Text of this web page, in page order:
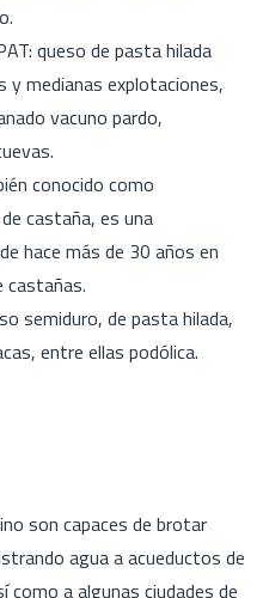
queso de pasta hilada
y medianas explotaciones,
vacuno pardo,
conocido como
castaña, es una
hace más de 30 años en
castañas.
semiduro, de pasta hilada,
entre ellas podólica.
son capaces de brotar
agua a acueductos de
como a algunas ciudades de